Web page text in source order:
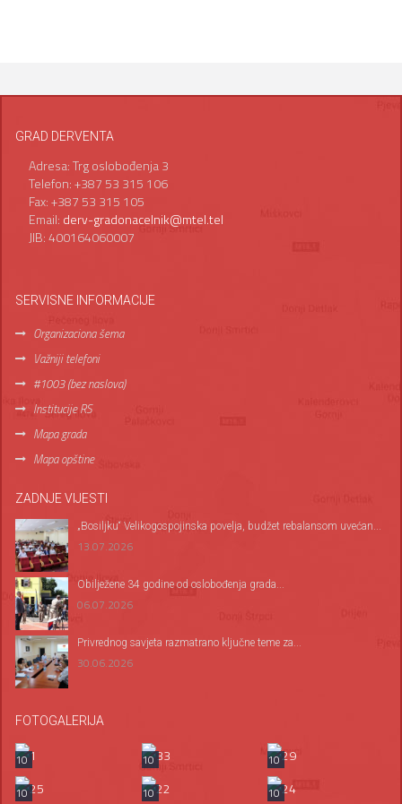
GRAD DERVENTA
Adresa: Trg oslobođenja 3
Telefon: +387 53 315 106
Fax: +387 53 315 105
Email: derv-gradonacelnik@mtel.tel
JIB: 400164060007
SERVISNE INFORMACIJE
Organizaciona šema
Važniji telefoni
#1003 (bez naslova)
Institucije RS
Mapa grada
Mapa opštine
ZADNJE VIJESTI
„Bosiljku“ Velikogospojinska povelja, budžet rebalansom uvećan...
13.07.2026
Оbilježene 34 godine od oslobođenja grada...
06.07.2026
Privrednog savjeta razmatrano ključne teme za...
30.06.2026
FOTOGALERIJA
10 10
10
10
10 10